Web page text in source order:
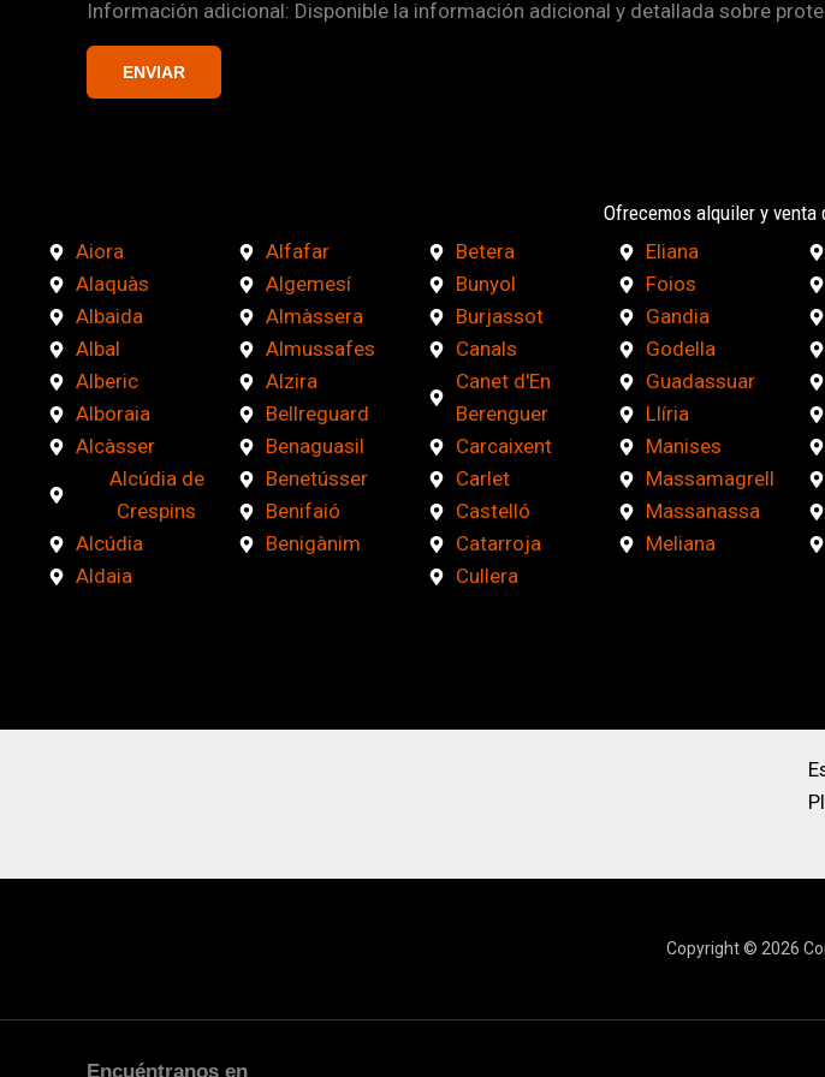
a
s
Información adicional: Disponible la información adicional y detallada sobre
ENVIAR
Ofrecemos alquiler y venta
Aiora
Alaquàs
Albaida
Albal
Alberic
Alboraia
Alcàsser
Alcúdia de
Crespins
Alcúdia
Aldaia
Alfafar
Algemesí
Almàssera
Almussafes
Alzira
Bellreguard
Benaguasil
Benetússer
Benifaió
Benigànim
Betera
Bunyol
Burjassot
Canals
Canet d'En
Berenguer
Carcaixent
Carlet
Castelló
Catarroja
Cullera
Eliana
Foios
Gandia
Godella
Guadassuar
Llíria
Manises
Massamagrell
Massanassa
Meliana
Copyright © 2026
Encuéntranos en